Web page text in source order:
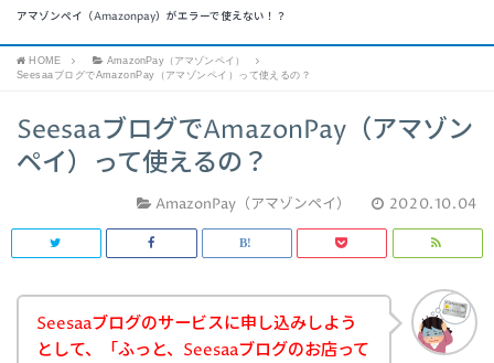
アマゾンペイ（Amazonpay）がエラーで使えない！？
HOME
AmazonPay（アマゾンペイ）
SeesaaブログでAmazonPay（アマゾンペイ）って使えるの？
SeesaaブログでAmazonPay（アマゾン
ペイ）って使えるの？
AmazonPay（アマゾンペイ） 2020.10.04
Seesaaブログのサービスに申し込みしよう
として、「ふっと、Seesaaブログのお店って